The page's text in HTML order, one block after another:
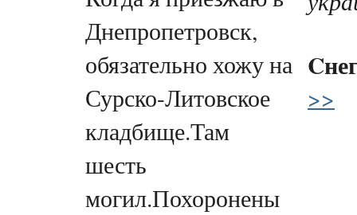
Днепропетровск,
обязательно хожу на
Сурско-Литовское
кладбище.Там
шесть
могил.Похоронены
>>